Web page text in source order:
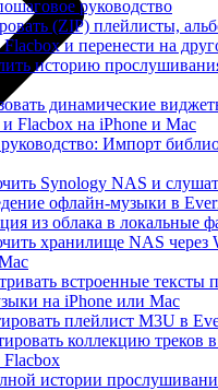
руководство
(ZIP) плейлисты,
и перенести на
историю
динамические
Flacbox на iPhone и Mac
Импорт
Synology NAS и
офлайн-музыки в
из облака в локальные
хранилище NAS через
встроенные
на iPhone или Mac
плейлист M3U в
коллекцию
Flacbox
истории